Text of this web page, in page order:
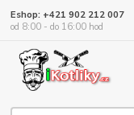
Eshop: +421 902 212 007
od 8:00 - do 16:00 hod